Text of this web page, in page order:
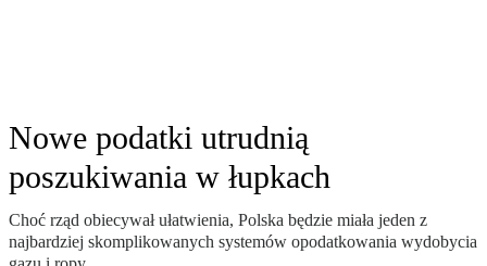
Nowe podatki utrudnią
poszukiwania w łupkach
Choć rząd obiecywał ułatwienia, Polska będzie miała jeden z
najbardziej skomplikowanych systemów opodatkowania wydobycia